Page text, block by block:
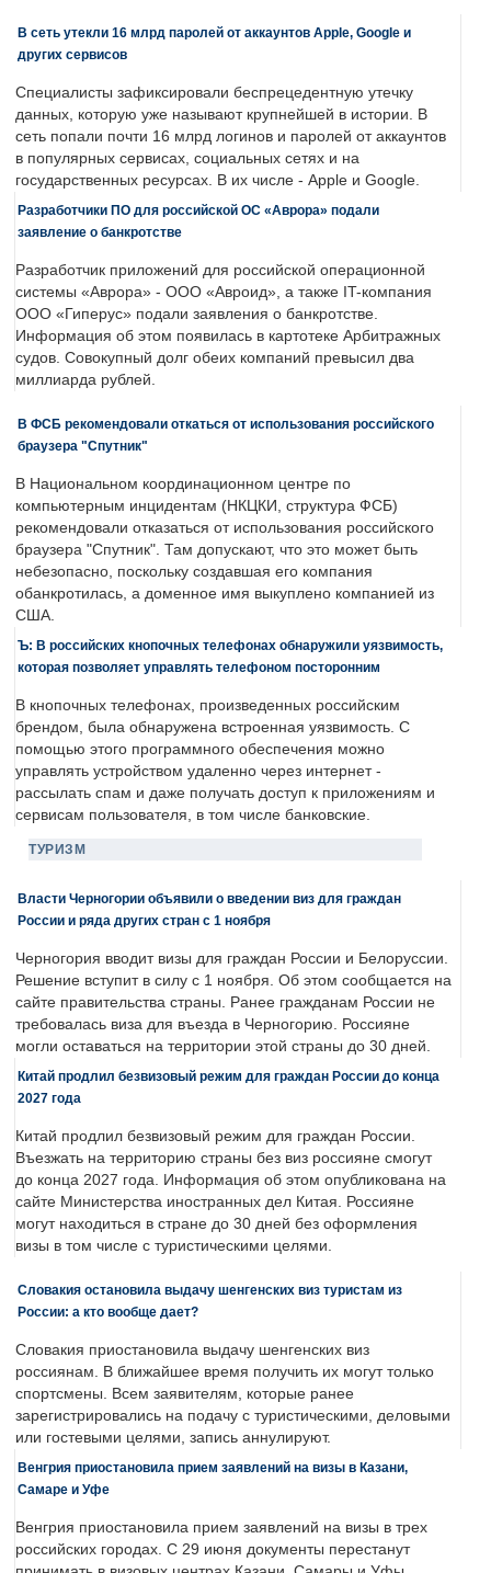
В сеть утекли 16 млрд паролей от аккаунтов Apple, Google и
других сервисов
Специалисты зафиксировали беспрецедентную утечку
данных, которую уже называют крупнейшей в истории. В
сеть попали почти 16 млрд логинов и паролей от аккаунтов
в популярных сервисах, социальных сетях и на
государственных ресурсах. В их числе - Apple и Google.
Разработчики ПО для российской ОС «Аврора» подали
заявление о банкротстве
Разработчик приложений для российской операционной
системы «Аврора» - ООО «Авроид», а также IT-компания
ООО «Гиперус» подали заявления о банкротстве.
Информация об этом появилась в картотеке Арбитражных
судов. Совокупный долг обеих компаний превысил два
миллиарда рублей.
В ФСБ рекомендовали откаться от использования российского
браузера "Спутник"
В Национальном координационном центре по
компьютерным инцидентам (НКЦКИ, структура ФСБ)
рекомендовали отказаться от использования российского
браузера "Спутник". Там допускают, что это может быть
небезопасно, поскольку создавшая его компания
обанкротилась, а доменное имя выкуплено компанией из
США.
Ъ: В российских кнопочных телефонах обнаружили уязвимость,
которая позволяет управлять телефоном посторонним
В кнопочных телефонах, произведенных российским
брендом, была обнаружена встроенная уязвимость. С
помощью этого программного обеспечения можно
управлять устройством удаленно через интернет -
рассылать спам и даже получать доступ к приложениям и
сервисам пользователя, в том числе банковские.
ТУРИЗМ
Власти Черногории объявили о введении виз для граждан
России и ряда других стран с 1 ноября
Черногория вводит визы для граждан России и Белоруссии.
Решение вступит в силу с 1 ноября. Об этом сообщается на
сайте правительства страны. Ранее гражданам России не
требовалась виза для въезда в Черногорию. Россияне
могли оставаться на территории этой страны до 30 дней.
Китай продлил безвизовый режим для граждан России до конца
2027 года
Китай продлил безвизовый режим для граждан России.
Въезжать на территорию страны без виз россияне смогут
до конца 2027 года. Информация об этом опубликована на
сайте Министерства иностранных дел Китая. Россияне
могут находиться в стране до 30 дней без оформления
визы в том числе с туристическими целями.
Словакия остановила выдачу шенгенских виз туристам из
России: а кто вообще дает?
Словакия приостановила выдачу шенгенских виз
россиянам. В ближайшее время получить их могут только
спортсмены. Всем заявителям, которые ранее
зарегистрировались на подачу с туристическими, деловыми
или гостевыми целями, запись аннулируют.
Венгрия приостановила прием заявлений на визы в Казани,
Самаре и Уфе
Венгрия приостановила прием заявлений на визы в трех
российских городах. С 29 июня документы перестанут